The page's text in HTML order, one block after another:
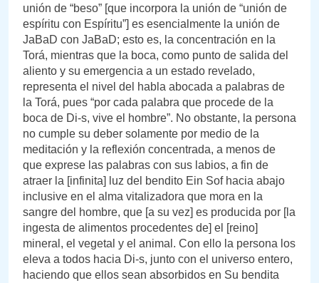
unión de “beso” [que incorpora la unión de “unión de
espíritu con Espíritu”] es esencialmente la unión de
JaBaD con JaBaD; esto es, la concentración en la
Torá, mientras que la boca, como punto de salida del
aliento y su emergencia a un estado revelado,
representa el nivel del habla abocada a palabras de
la Torá, pues “por cada palabra que procede de la
boca de Di-s, vive el hombre”. No obstante, la persona
no cumple su deber solamente por medio de la
meditación y la reflexión concentrada, a menos de
que exprese las palabras con sus labios, a fin de
atraer la [infinita] luz del bendito Ein Sof hacia abajo
inclusive en el alma vitalizadora que mora en la
sangre del hombre, que [a su vez] es producida por [la
ingesta de alimentos procedentes de] el [reino]
mineral, el vegetal y el animal. Con ello la persona los
eleva a todos hacia Di-s, junto con el universo entero,
haciendo que ellos sean absorbidos en Su bendita